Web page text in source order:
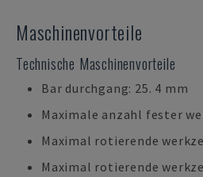
Maschinenvorteile
Technische Maschinenvorteile
Bar durchgang: 25. 4 mm
Maximale anzahl fester
Maximal rotierende
Maximal rotierende